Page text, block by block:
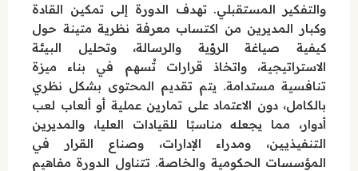
والتفكير المستقبلي. تهدف الدورة إلى تمكين القادة
وكبار المديرين من اكتساب معرفة نظرية متينة حول
كيفية صياغة الرؤية والرسالة، وتحليل البيئة
الاستراتيجية، واتخاذ قرارات تُسهم في بناء ميزة
تنافسية مستدامة. يتم تقديم المحتوى بشكل نظري
بالكامل، دون الاعتماد على تمارين عملية أو ألعاب لعب
أدوار، مما يجعله مناسبًا للقيادات العليا، والمديرين
التنفيذيين، ومدراء الإدارات، وصناع القرار في
المؤسسات الحكومية والخاصة. تتناول الدورة مفاهيم